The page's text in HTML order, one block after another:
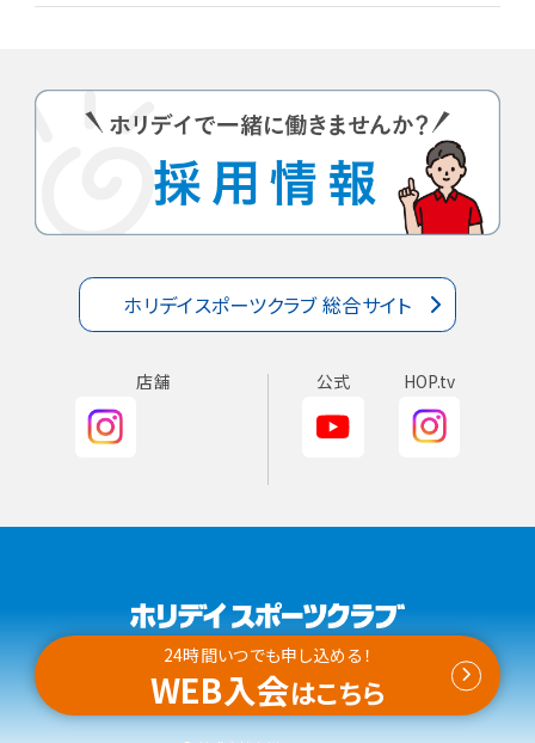
24時間いつでも申し込める！
WEB入会はこちら
ホリデイスポーツクラブ 総合サイト
店舗 公式 HOP.tv
会社概要 プライバシーポリシー